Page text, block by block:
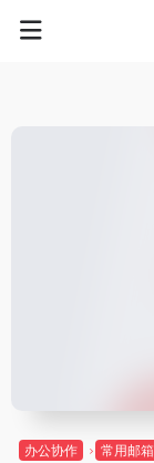
办公协作 常用邮箱